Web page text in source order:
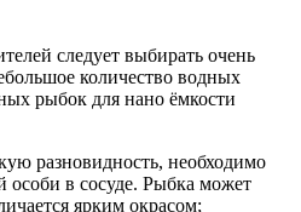
следует выбирать очень
количество водных
рыбок для нано ёмкости
разновидность, необходимо
особи в сосуде. Рыбка может
ярким окрасом;